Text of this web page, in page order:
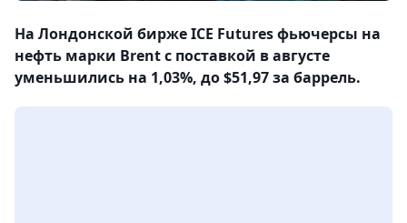
На Лондонской бирже ICE Futures фьючерсы на
нефть марки Brent с поставкой в августе
уменьшились на 1,03%, до $51,97 за баррель.